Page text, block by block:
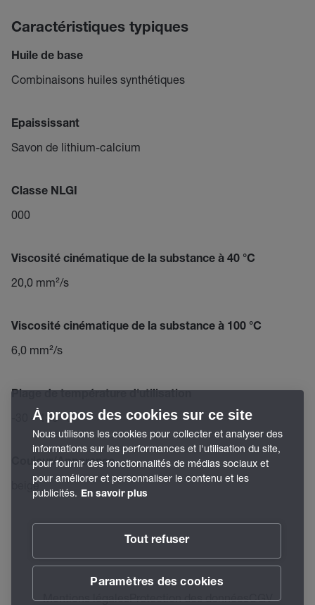
Caractéristiques typiques
Huile de base
Combinaisons huiles synthétiques
Epaississant
Savon de lithium-calcium
Classe NLGI
000
Viscosité cinématique de la substance à 40 °C
20,0 mm²/s
Viscosité cinématique de la substance à 100 °C
6,0 mm²/s
Plage de température d'utilisation
-30 – 130 °C
Couleur/Apparence
beige
Mentions légalesProtection des donnéesCGV
À propos des cookies sur ce site
Nous utilisons les cookies pour collecter et analyser des
informations sur les performances et l'utilisation du site,
pour fournir des fonctionnalités de médias sociaux et
pour améliorer et personnaliser le contenu et les
publicités. En savoir plus
Tout refuser
Paramètres des cookies